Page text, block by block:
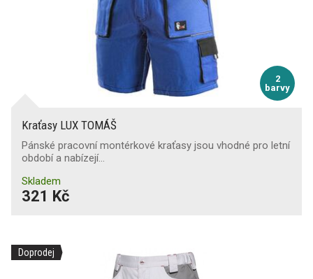
2
barvy
Kraťasy LUX TOMÁŠ
Pánské pracovní montérkové kraťasy jsou vhodné pro letní
období a nabízejí…
Skladem
321 Kč
Doprodej